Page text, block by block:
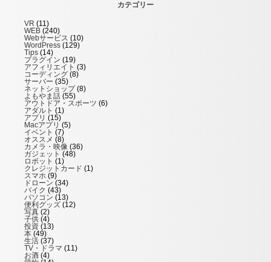
カテゴリー
VR (11)
WEB (240)
Webサービス (10)
WordPress (129)
Tips (14)
プラグイン (19)
アフィリエイト (3)
コーディング (8)
サーバー (35)
ネットショップ(8)
よもやま話 (55)
アウトドア・スポーツ (6)
アダルト (1)
アプリ (15)
Macアプリ (5)
イベント (7)
オススメ (8)
カメラ・映像 (36)
ガジェット (48)
ロボット (1)
クレジットカード (1)
スマホ (9)
ドローン (34)
バイク (43)
パソコン (13)
便利グッズ (12)
写真 (2)
子供 (4)
投資 (13)
本 (49)
生活 (37)
TV・ドラマ (11)
お酒 (4)